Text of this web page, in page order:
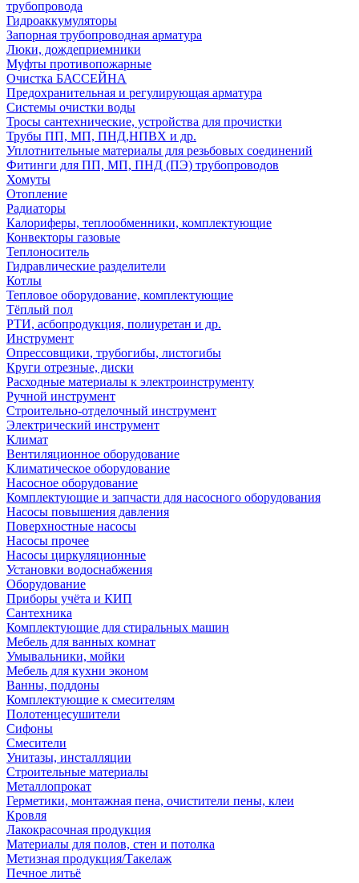
трубопровода
Гидроаккумуляторы
Запорная трубопроводная арматура
Люки, дождеприемники
Муфты противопожарные
Очистка БАССЕЙНА
Предохранительная и регулирующая арматура
Системы очистки воды
Тросы сантехнические, устройства для прочистки
Трубы ПП, МП, ПНД,НПВХ и др.
Уплотнительные материалы для резьбовых соединений
Фитинги для ПП, МП, ПНД (ПЭ) трубопроводов
Хомуты
Отопление
Радиаторы
Калориферы, теплообменники, комплектующие
Конвекторы газовые
Теплоноситель
Гидравлические разделители
Котлы
Тепловое оборудование, комплектующие
Тёплый пол
РТИ, асбопродукция, полиуретан и др.
Инструмент
Опрессовщики, трубогибы, листогибы
Круги отрезные, диски
Расходные материалы к электроинструменту
Ручной инструмент
Строительно-отделочный инструмент
Электрический инструмент
Климат
Вентиляционное оборудование
Климатическое оборудование
Насосное оборудование
Комплектующие и запчасти для насосного оборудования
Насосы повышения давления
Поверхностные насосы
Насосы прочее
Насосы циркуляционные
Установки водоснабжения
Оборудование
Приборы учёта и КИП
Сантехника
Комплектующие для стиральных машин
Мебель для ванных комнат
Умывальники, мойки
Мебель для кухни эконом
Ванны, поддоны
Комплектующие к смесителям
Полотенцесушители
Сифоны
Смесители
Унитазы, инсталляции
Строительные материалы
Металлопрокат
Герметики, монтажная пена, очистители пены, клеи
Кровля
Лакокрасочная продукция
Материалы для полов, стен и потолка
Метизная продукция/Такелаж
Печное литьё